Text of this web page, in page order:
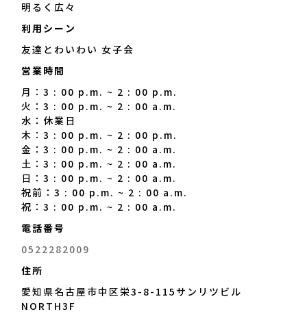
にも力を入れています。 初
めてシーシャを吸う方もスタ
バーを決めていけるので安心
です。｜Shisha Cafe
ロン）
明るく広々
利用シーン
友達とわいわい 女子会
営業時間
月：3 : 00 p.m. ~ 2 : 00 p.m.
火：3 : 00 p.m. ~ 2 : 00 a.m.
水：休業日
木：3 : 00 p.m. ~ 2 : 00 p.m.
金：3 : 00 p.m. ~ 2 : 00 a.m.
土：3 : 00 p.m. ~ 2 : 00 a.m.
日：3 : 00 p.m. ~ 2 : 00 a.m.
祝前：3 : 00 p.m. ~ 2 : 00 a.m.
祝：3 : 00 p.m. ~ 2 : 00 a.m.
電話番号
0522282009
住所
愛知県名古屋市中区栄3-8-115サンリツビル
NORTH3F